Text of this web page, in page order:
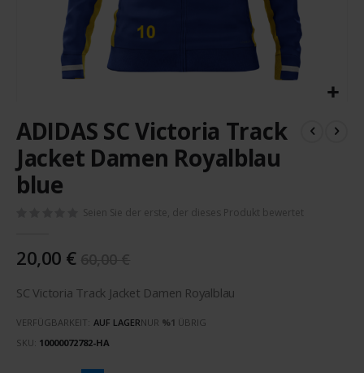
Anfang
der
Bildergalerie
springen
ADIDAS SC Victoria Track
Jacket Damen Royalblau
blue
Seien Sie der erste, der dieses Produkt bewertet
20,00 €
SC Victoria Track Jacket Damen Royalblau
VERFÜGBARKEIT: AUF LAGERNUR %1 ÜBRIG
SKU 10000072782-HA